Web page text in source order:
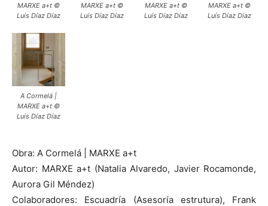
MARXE a+t ©
Luís Díaz Díaz
MARXE a+t ©
Luís Díaz Díaz
MARXE a+t ©
Luís Díaz Díaz
MARXE a+t ©
Luís Díaz Díaz
A Cormelá |
MARXE a+t ©
Luís Díaz Díaz
Obra: A Cormelá | MARXE a+t
Autor: MARXE a+t (Natalia Alvaredo, Javier Rocamonde,
Aurora Gil Méndez)
Colaboradores: Escuadría (Asesoría estrutura), Frank